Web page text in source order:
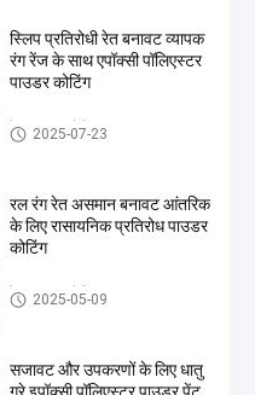
स्लिप प्रतिरोधी रेत बनावट व्यापक
रंग रेंज के साथ एपॉक्सी पॉलिएस्टर
पाउडर कोटिंग
रेत पाउडर कोटिंग
2025-07-23
रल रंग रेत असमान बनावट आंतरिक
के लिए रासायनिक प्रतिरोध पाउडर
कोटिंग
रेत पाउडर कोटिंग
2025-05-09
सजावट और उपकरणों के लिए धातु